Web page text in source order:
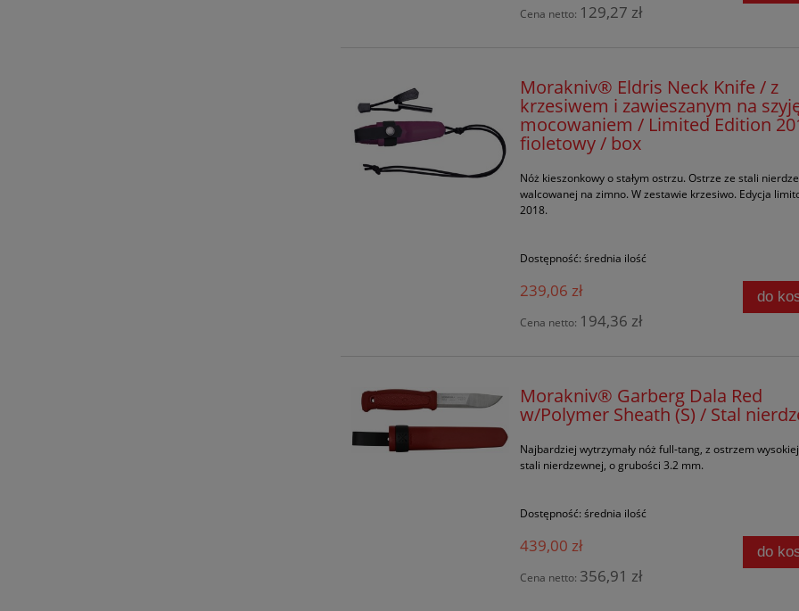
Cena netto: 129,27 zł
Morakniv® Eldris Neck Knife / z
krzesiwem i zawieszanym na
mocowaniem / Limited Edition
fioletowy / box
Nóż kieszonkowy o stałym ostrzu. Ostrze ze stali
walcowanej na zimno. W zestawie krzesiwo. Edycja
2018.
Dostępność: średnia ilość
239,06 zł
Cena netto: 194,36 zł
do
Morakniv® Garberg Dala Red
w/Polymer Sheath (S) / Stal
Najbardziej wytrzymały nóż full-tang, z ostrzem
stali nierdzewnej, o grubości 3.2 mm.
Dostępność: średnia ilość
439,00 zł
Cena netto: 356,91 zł
do